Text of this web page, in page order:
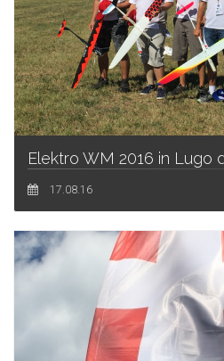
Elektro WM 2016 in Lugo
17.08.16